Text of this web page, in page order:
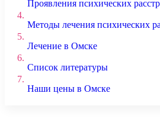
Проявления психических
4.
Методы лечения психических
5.
Лечение в Омске
6.
Список литературы
7.
Наши цены в Омске